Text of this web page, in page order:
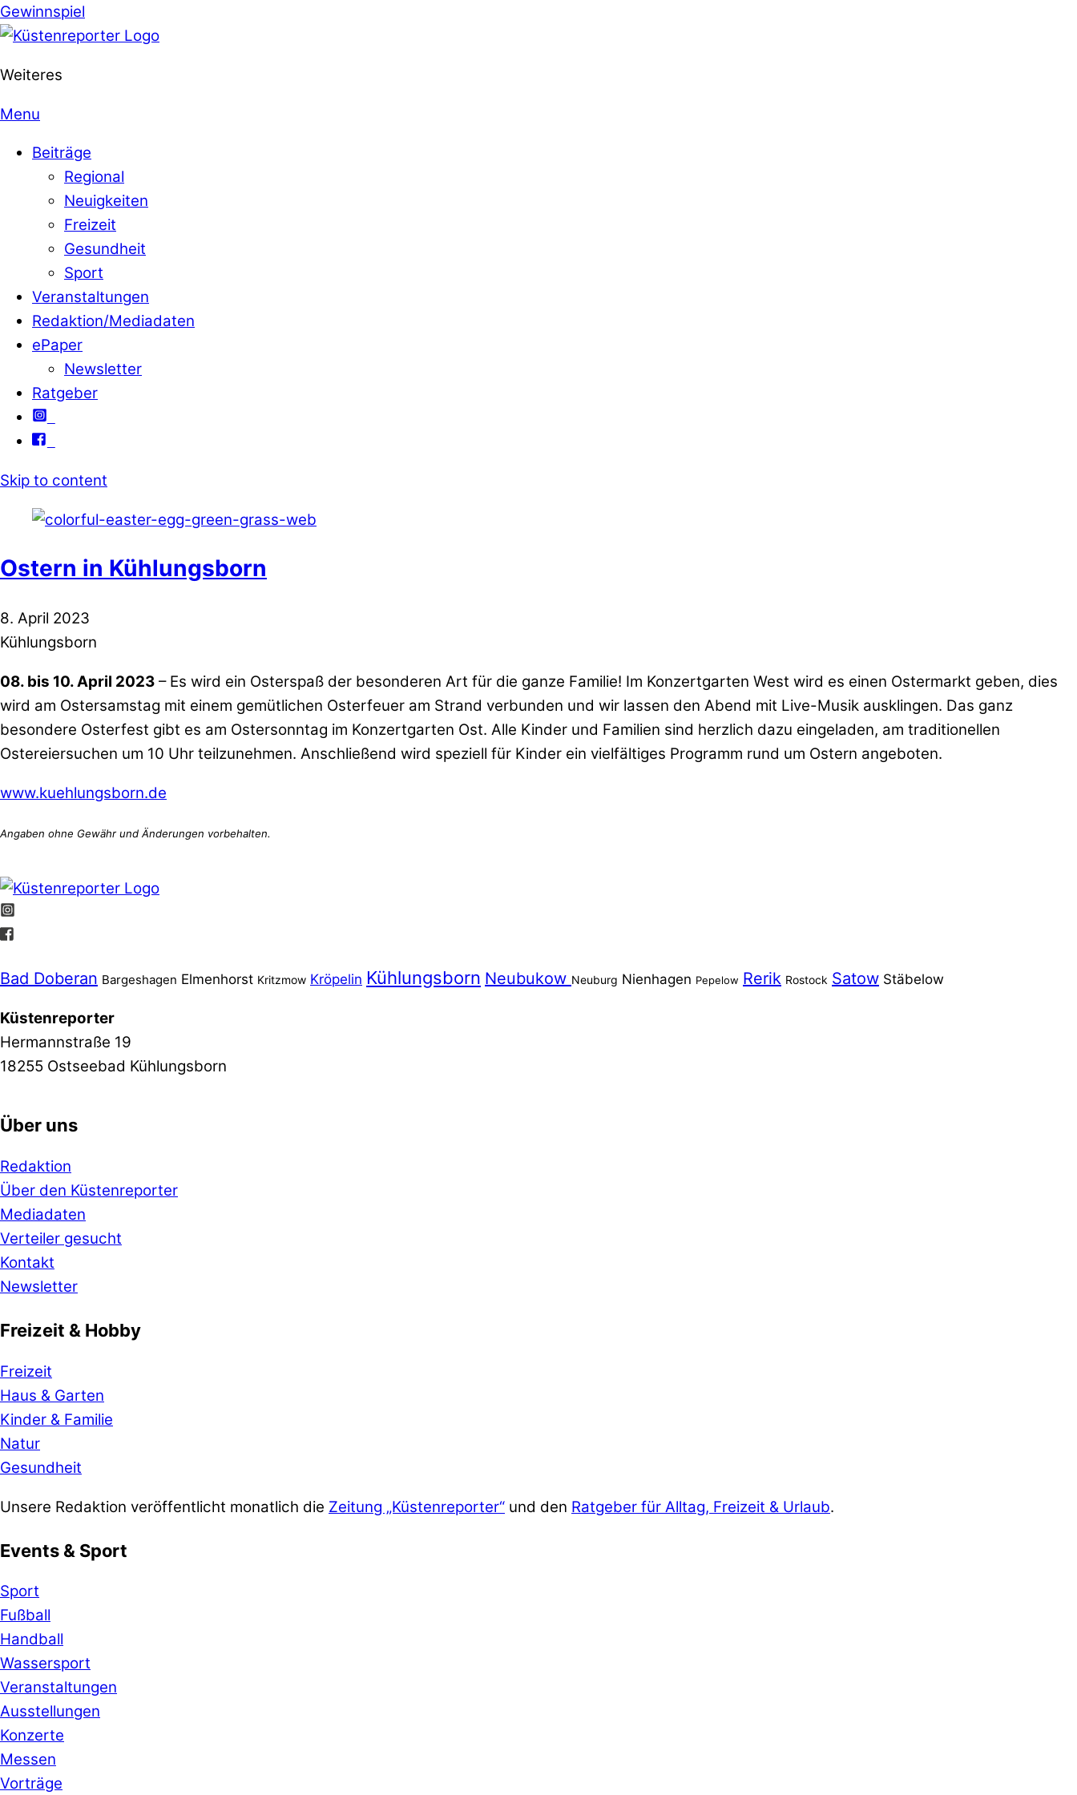
Gewinnspiel
Weiteres
Menu
Beiträge
Regional
Neuigkeiten
Freizeit
Gesundheit
Sport
Veranstaltungen
Redaktion/Mediadaten
ePaper
Newsletter
Ratgeber
Skip to content
Ostern in Kühlungsborn
8. April 2023
Kühlungsborn
08. bis 10. April 2023 – Es wird ein Osterspaß der besonderen Art für die ganze Familie! Im Konzertgarten West wird es einen Ostermarkt geben, dies
wird am Ostersamstag mit einem gemütlichen Osterfeuer am Strand verbunden und wir lassen den Abend mit Live-Musik ausklingen. Das ganz
besondere Osterfest gibt es am Ostersonntag im Konzertgarten Ost. Alle Kinder und Familien sind herzlich dazu eingeladen, am traditionellen
Ostereiersuchen um 10 Uhr teilzunehmen. Anschließend wird speziell für Kinder ein vielfältiges Programm rund um Ostern angeboten.
www.kuehlungsborn.de
Bad Doberan Bargeshagen Elmenhorst Kritzmow Kröpelin Kühlungsborn Neubukow Neuburg Nienhagen Pepelow Rerik Rostock Satow Stäbelow
Küstenreporter
Hermannstraße 19
18255 Ostseebad Kühlungsborn
Über uns
Redaktion
Über den Küstenreporter
Mediadaten
Verteiler gesucht
Kontakt
Newsletter
Freizeit & Hobby
Freizeit
Haus & Garten
Kinder & Familie
Natur
Gesundheit
Unsere Redaktion veröffentlicht monatlich die Zeitung „Küstenreporter“ und den Ratgeber für Alltag, Freizeit & Urlaub.
Events & Sport
Sport
Fußball
Handball
Wassersport
Veranstaltungen
Ausstellungen
Konzerte
Messen
Vorträge